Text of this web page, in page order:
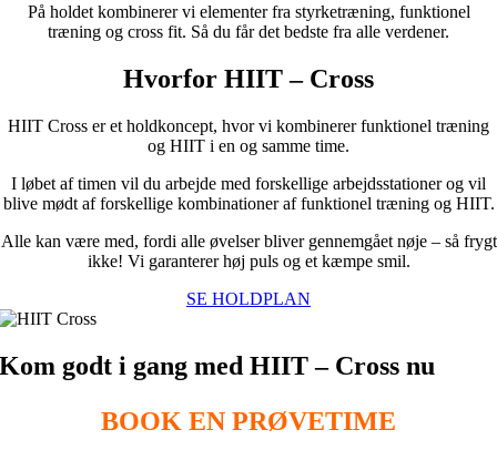
På holdet kombinerer vi elementer fra styrketræning, funktionel
træning og cross fit. Så du får det bedste fra alle verdener.
Hvorfor HIIT – Cross
HIIT Cross er et holdkoncept, hvor vi kombinerer funktionel træning
og HIIT i en og samme time.
I løbet af timen vil du arbejde med forskellige arbejdsstationer og vil
blive mødt af forskellige kombinationer af funktionel træning og HIIT.
Alle kan være med, fordi alle øvelser bliver gennemgået nøje – så frygt
ikke! Vi garanterer høj puls og et kæmpe smil.
SE HOLDPLAN
Kom godt i gang med HIIT – Cross nu
BOOK EN PRØVETIME